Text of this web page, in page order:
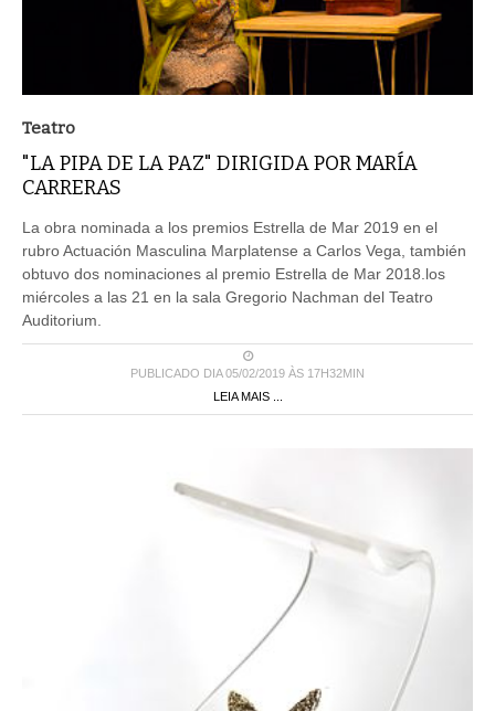
Teatro
"LA PIPA DE LA PAZ" DIRIGIDA POR MARÍA
CARRERAS
La obra nominada a los premios Estrella de Mar 2019 en el
rubro Actuación Masculina Marplatense a Carlos Vega, también
obtuvo dos nominaciones al premio Estrella de Mar 2018.los
miércoles a las 21 en la sala Gregorio Nachman del Teatro
Auditorium.
PUBLICADO DIA 05/02/2019 ÀS 17H32MIN
LEIA MAIS ...